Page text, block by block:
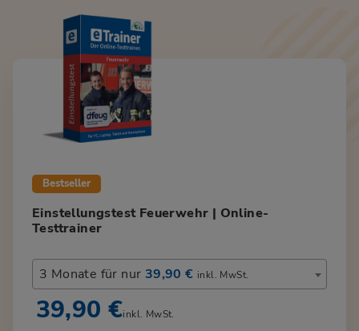
Bestseller
Einstellungstest Feuerwehr | Online-
Testtrainer
3 Monate für nur 39,90 € inkl. MwSt.
39,90 €inkl. MwSt.